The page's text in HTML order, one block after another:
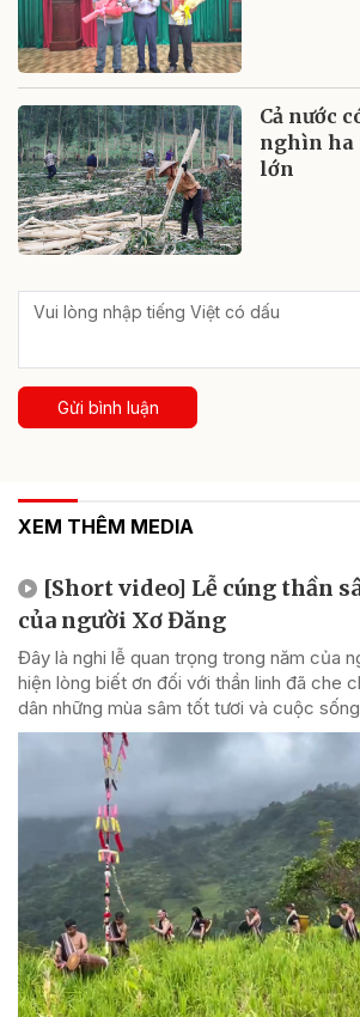
Cả nước
nghìn ha
lớn
Gửi bình luận
XEM THÊM MEDIA
[Short video] Lễ cúng thần
của người Xơ Đăng
Đây là nghi lễ quan trọng trong năm của
hiện lòng biết ơn đối với thần linh đã che
dân những mùa sâm tốt tươi và cuộc